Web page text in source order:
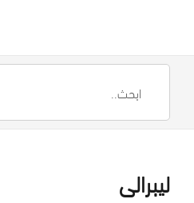
ليبرالى